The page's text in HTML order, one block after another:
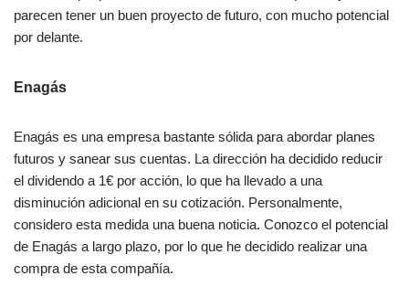
parecen tener un buen proyecto de futuro, con mucho potencial
por delante.
Enagás
Enagás es una empresa bastante sólida para abordar planes
futuros y sanear sus cuentas. La dirección ha decidido reducir
el dividendo a 1€ por acción, lo que ha llevado a una
disminución adicional en su cotización. Personalmente,
considero esta medida una buena noticia. Conozco el potencial
de Enagás a largo plazo, por lo que he decidido realizar una
compra de esta compañía.